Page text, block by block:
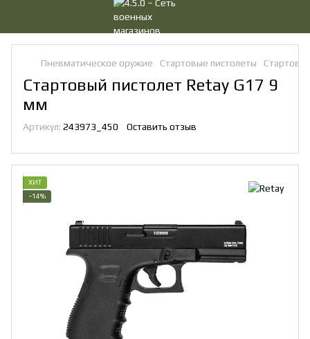
Пневматическое оружие Стартовые пистолеты
Стартовый пистолет Retay G17 9
мм
Артикул: 243973_450 Оставить отзыв
ХИТ
−14%